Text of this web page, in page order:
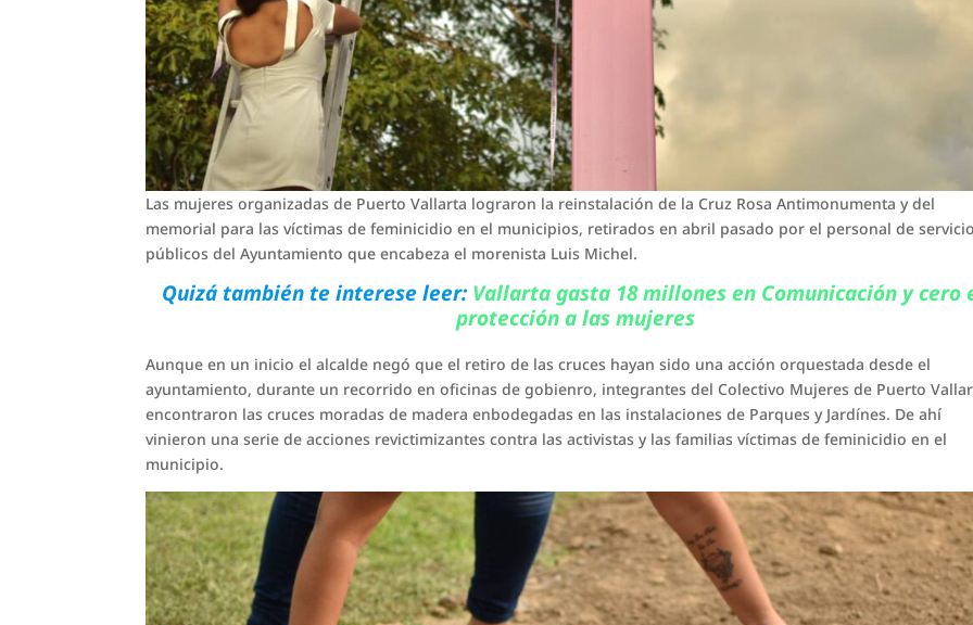
Las mujeres organizadas de Puerto Vallarta lograron la reinstalación de la Cruz Rosa Antimonumenta y del
memorial para las víctimas de feminicidio en el municipios, retirados en abril pasado por el personal de
públicos del Ayuntamiento que encabeza el morenista Luis Michel.
Quizá también te interese leer:Vallarta gasta 18 millones en Comunicación y cero
protección a las mujeres
Aunque en un inicio el alcalde negó que el retiro de las cruces hayan sido una acción orquestada desde el
ayuntamiento, durante un recorrido en oficinas de gobienro, integrantes del Colectivo Mujeres de Puerto
encontraron las cruces moradas de madera enbodegadas en las instalaciones de Parques y Jardínes. De ahí
vinieron una serie de acciones revictimizantes contra las activistas y las familias víctimas de feminicidio en el
municipio.